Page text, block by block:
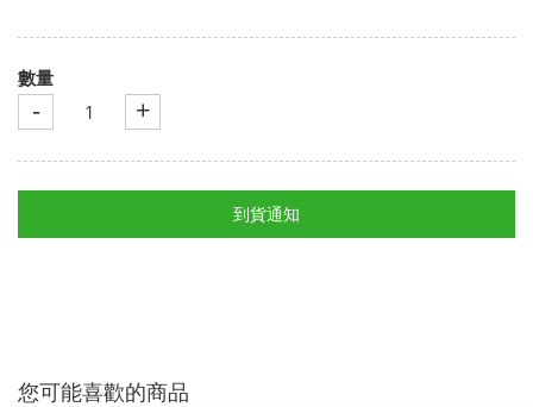
數量
- +
到貨通知
您可能喜歡的商品